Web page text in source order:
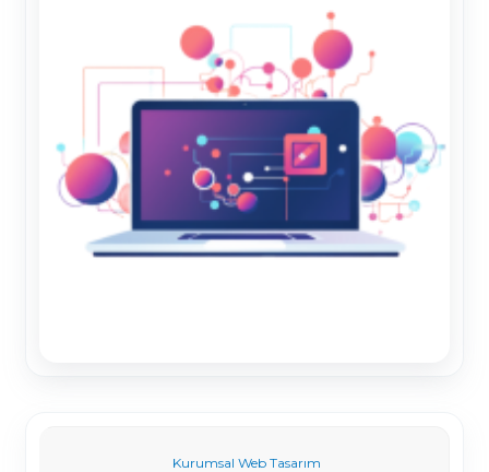
Kurumsal Web Tasarım